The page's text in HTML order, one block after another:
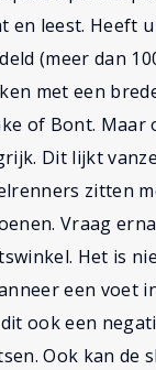
en leest. Heeft
(meer dan
met een
of Bont. Maar
Dit lijkt
zitten
Vraag
Het is
een voet
ook een
Ook kan de